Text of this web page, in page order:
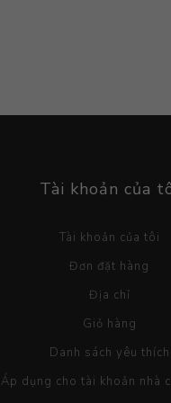
Tài khoản của
Tài khoản của tôi
Đơn đặt hàng
Địa chỉ
Giỏ hàng
Danh sách yêu thích
Áp dụng cho tài khoản nhà